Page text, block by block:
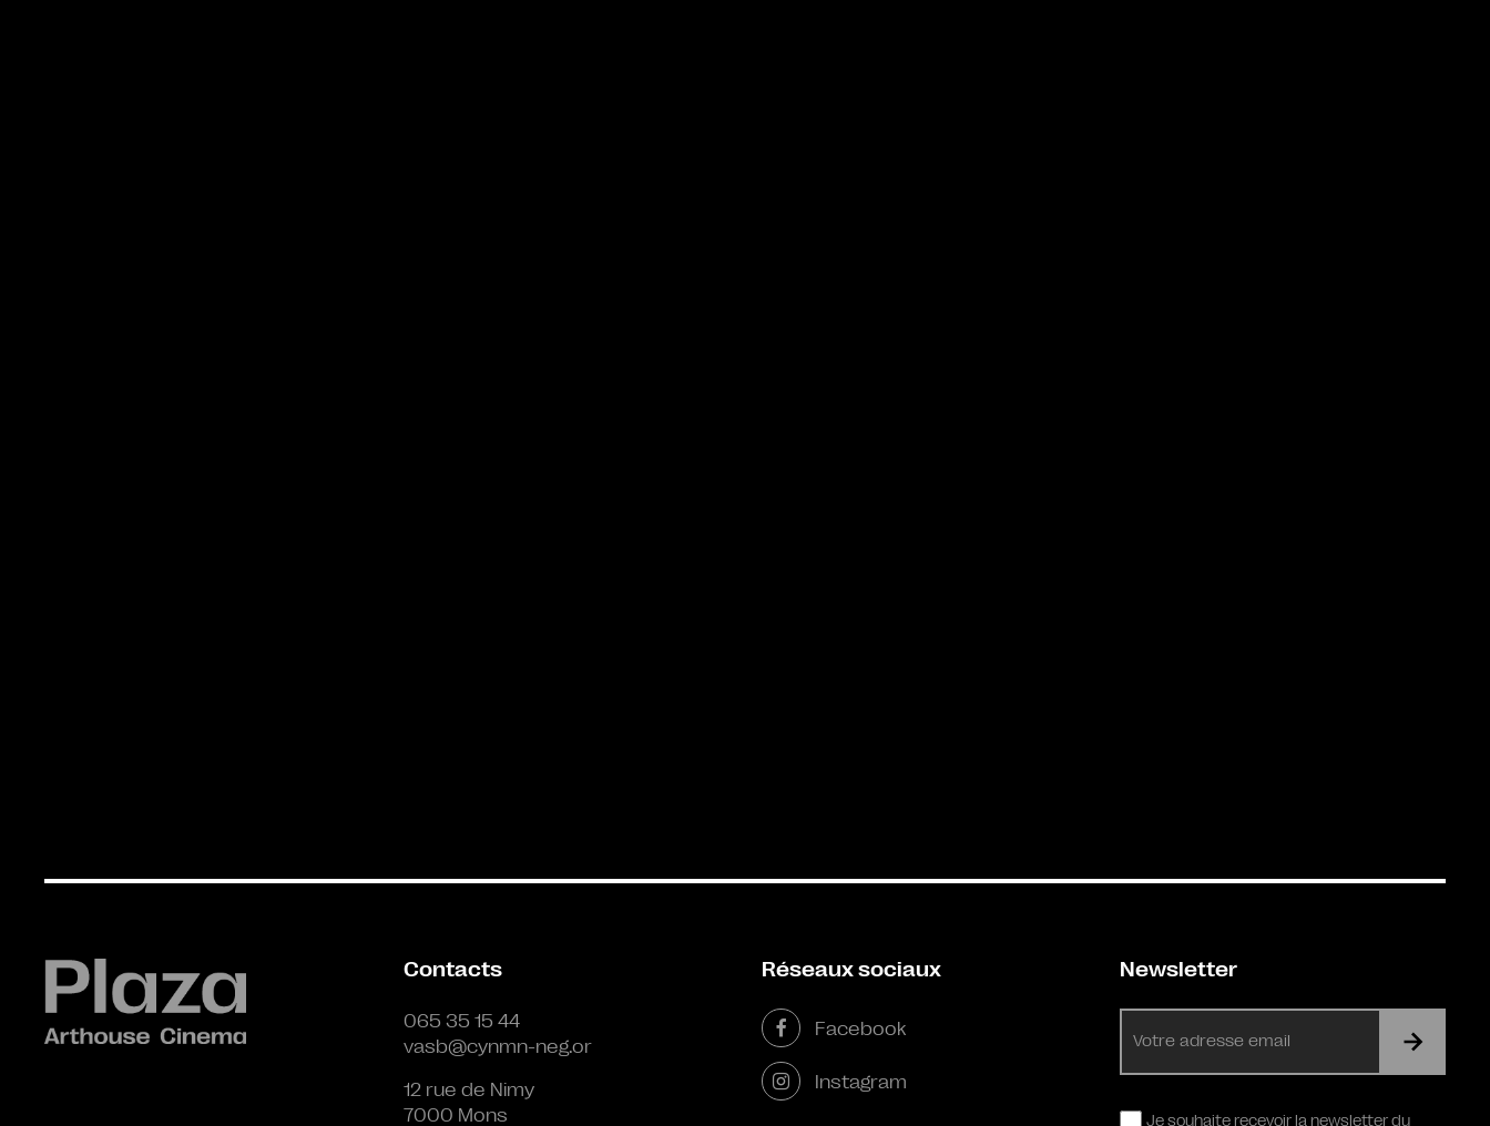
Contacts
065 35 15 44
vasb@cynmn-neg.or
12 rue de Nimy
7000 Mons
Réseaux sociaux
Facebook
Instagram
Newsletter
mail
RGPDJe souhaite recevoir la newsletter du